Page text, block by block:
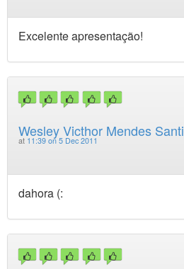
Excelente apresentação!
Wesley Victhor Mendes
at 11:39 on 5 Dec 2011
dahora (: